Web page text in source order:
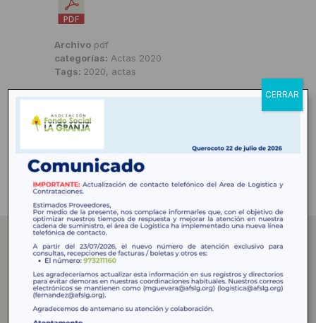
Archivopdf
categorías: Actas 2020
Tags: 2020, actas
0
Asociación Fondo Social La Granja
Creemos en una gestión participativa, donde la
comunidad no solo es beneficiaria, sino protagonista del
CERRAR